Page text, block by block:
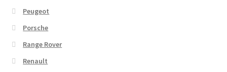
Peugeot
Porsche
Range Rover
Renault